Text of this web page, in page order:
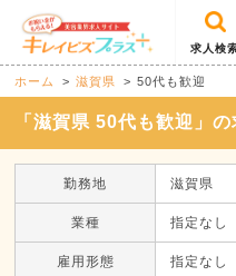
求人検
ホーム 滋賀県 50代も歓迎
「滋賀県 50代も歓迎」
勤務地 滋賀県
業種 指定なし
雇用形態 指定なし